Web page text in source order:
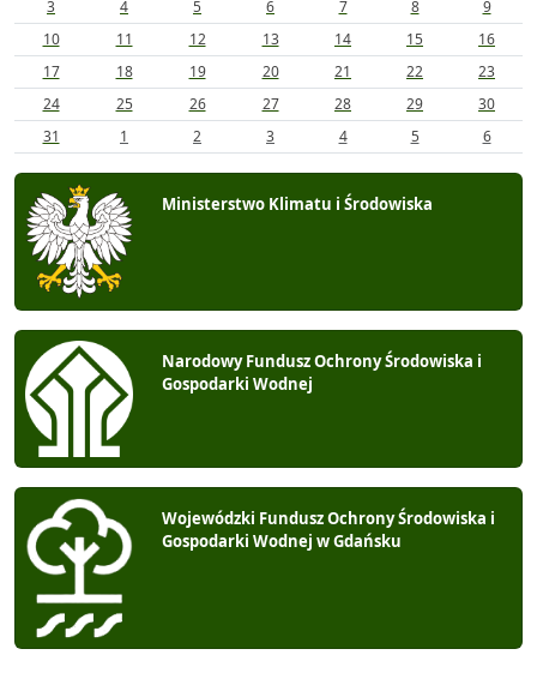
3
4 5 6 7 8
9
10
11 12 13 14 15
16
17
18 19 20 21 22
23
24
25 26 27 28 29
30
31
1 2 3 4 5 6
Ministerstwo Klimatu i Środowiska
Narodowy Fundusz Ochrony Środowiska i
Gospodarki Wodnej
Wojewódzki Fundusz Ochrony Środowiska i
Gospodarki Wodnej w Gdańsku